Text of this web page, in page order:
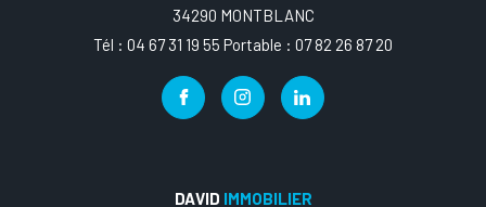
34290 MONTBLANC
Tél : 04 67 31 19 55 Portable : 07 82 26 87 20
DAVID IMMOBILIER